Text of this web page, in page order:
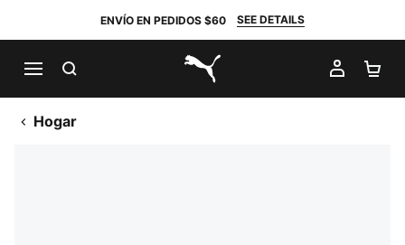
ENVÍO EN PEDIDOS $60 SEE DETAILS
PUMA.com
MI
Hogar